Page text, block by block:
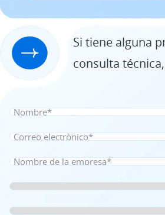
Si tiene alguna
consulta